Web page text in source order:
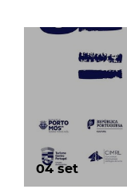
04 set